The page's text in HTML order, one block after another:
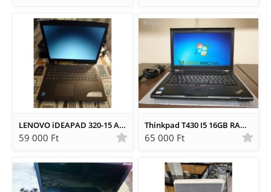
LENOVO iDEAPAD 320-15 ASP
59 000 Ft
Thinkpad T430 I5 16GB RAM TÖLTÖVEL
65 000 Ft